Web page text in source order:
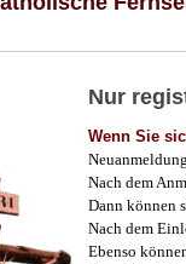
Nur
Wenn Sie
Nach dem
Dann können
Nach dem
Ebenso